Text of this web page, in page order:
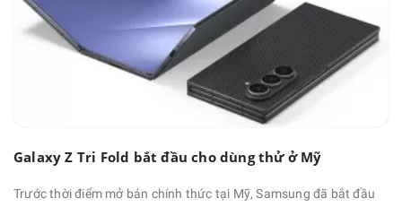
Galaxy Z Tri Fold bắt đầu cho dùng thử ở Mỹ
Trước thời điểm mở bán chính thức tại Mỹ, Samsung đã bắt đầu